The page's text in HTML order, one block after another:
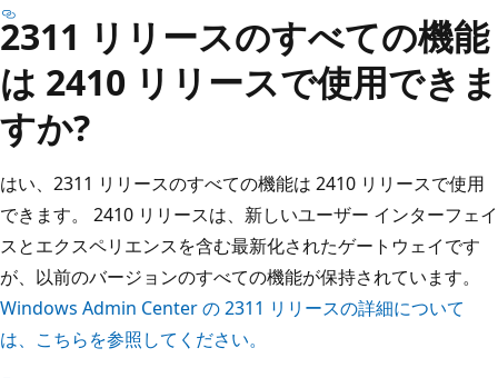
2311 リリースのすべての機能
は 2410 リリースで使用できま
すか?
はい、2311 リリースのすべての機能は 2410 リリースで使用
できます。 2410 リリースは、新しいユーザー インターフェイ
スとエクスペリエンスを含む最新化されたゲートウェイです
が、以前のバージョンのすべての機能が保持されています。
Windows Admin Center の 2311 リリースの詳細について
は、こちらを参照してください。